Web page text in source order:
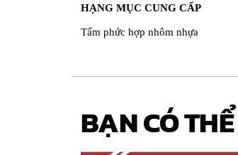
HẠNG MỤC CUNG CẤP
Tấm phức hợp nhôm nhựa
BẠN CÓ